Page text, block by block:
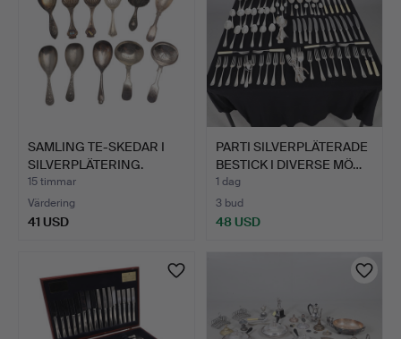
SAMLING TE-SKEDAR I
SILVERPLÄTERING.
15 timmar
Värdering
41 USD
PARTI SILVERPLÄTERADE
BESTICK I DIVERSE MÖ…
1 dag
3 bud
48 USD